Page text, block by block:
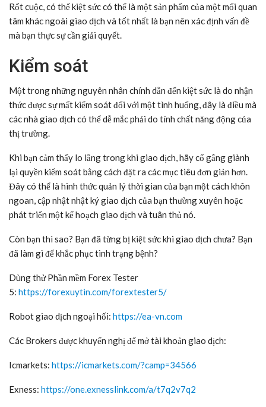
Rốt cuộc, có thể kiệt sức có thể là một sản phẩm của một mối quan
tâm khác ngoài giao dịch và tốt nhất là bạn nên xác định vấn đề
mà bạn thực sự cần giải quyết.
Kiểm soát
Một trong những nguyên nhân chính dẫn đến kiệt sức là do nhận
thức được sự mất kiểm soát đối với một tình huống, đây là điều mà
các nhà giao dịch có thể dễ mắc phải do tính chất năng động của
thị trường.
Khi bạn cảm thấy lo lắng trong khi giao dịch, hãy cố gắng giành
lại quyền kiểm soát bằng cách đặt ra các mục tiêu đơn giản hơn.
Đây có thể là hình thức quản lý thời gian của bạn một cách khôn
ngoan, cập nhật nhật ký giao dịch của bạn thường xuyên hoặc
phát triển một kế hoạch giao dịch và tuân thủ nó.
Còn bạn thì sao? Bạn đã từng bị kiệt sức khi giao dịch chưa? Bạn
đã làm gì để khắc phục tình trạng bệnh?
Dùng thử Phần mềm Forex Tester
5: https://forexuytin.com/forextester5/
Robot giao dịch ngoại hối: https://ea-vn.com
Các Brokers được khuyến nghị để mở tài khoản giao dịch:
Icmarkets: https://icmarkets.com/?camp=34566
Exness: https://one.exnesslink.com/a/t7q2v7q2